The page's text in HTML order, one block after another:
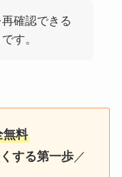
確認できる
す。
無料
する第一歩／